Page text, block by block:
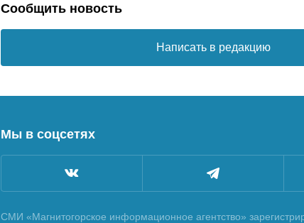
Сообщить новость
Написать в редакцию
Мы в соцсетях
СМИ «Магнитогорское информационное агентство»